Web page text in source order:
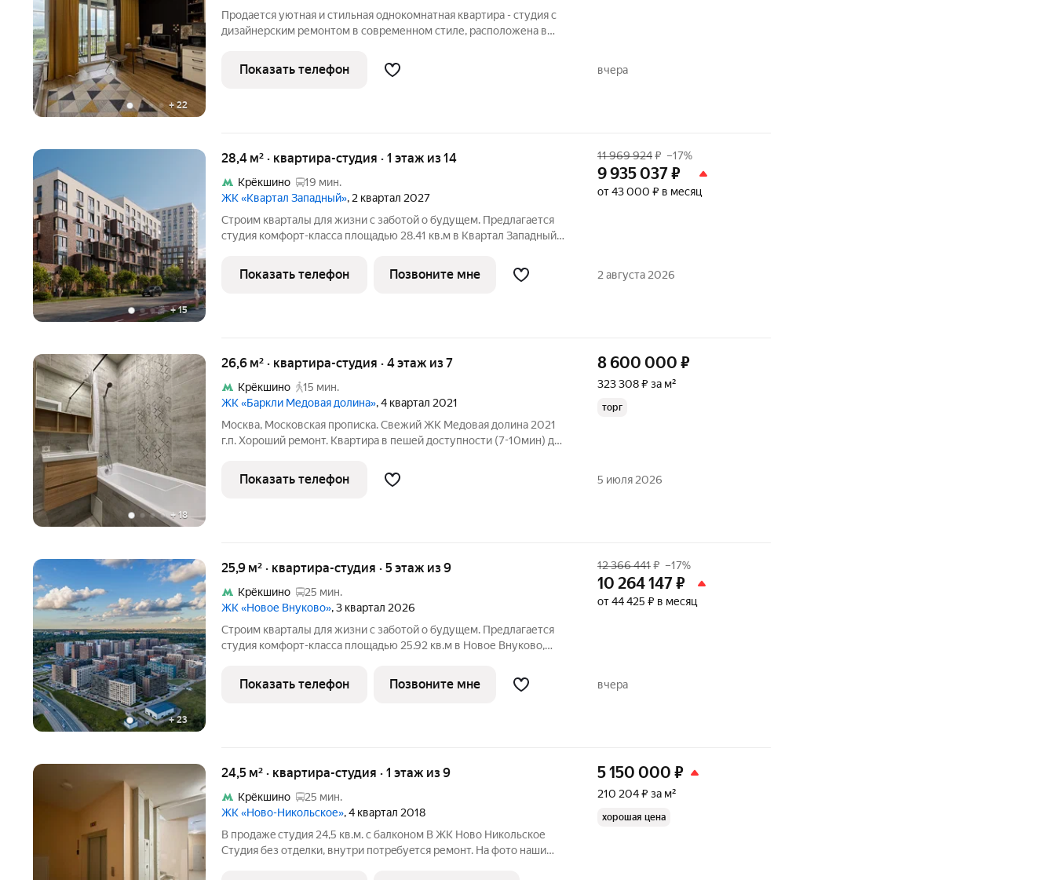
+22
Продается уютная и стильная однокомнатная квартира - студия с
дизайнерским ремонтом в современном стиле, расположена в
2025 г.). В отделке использовались качественные материалы.
Показать телефон вчера
+15
28,4 м² · квартира-студия · 1 этаж из 14
Крёкшино
19 мин.
ЖК «Квартал Западный», 2 квартал 2027
Строим кварталы для жизни с заботой о будущем. Предлагается
студия комфорт-класса площадью 28.41 кв.м в Квартал Западный,
Западный".Застройщик сдает квартиры с отделкой в нескольких
вариантах:
11 969 924₽ –17%
9 935 037₽
от 43 000 ₽ в месяц
Показать телефон Позвоните мне 2 августа 2026
+ 18
26,6 м² · квартира-студия · 4 этаж из 7
Крёкшино
15 мин.
ЖК «Баркли Медовая долина», 4 квартал 2021
Москва, Московская прописка. Свежий ЖК Медовая долина 2021
г.п. Хороший ремонт. Квартира в пешей доступности (7-10мин) до
Продается полностью укомплектованная кухонным гарнитуром и
набором
8 600 000 ₽
323 308 ₽ за м²
торг
Показать телефон 5 июля 2026
+23
25,9 м² · квартира-студия · 5 этаж из 9
Крёкшино
25 мин.
ЖК «Новое Внуково», 3 квартал 2026
Строим кварталы для жизни с заботой о будущем. Предлагается
студия комфорт-класса площадью 25.92 кв.м в Новое Внуково,
Застройщик сдает квартиру с отделкой в нескольких вариантах:
12 366 441₽ –17%
10 264 147₽
от 44 425 ₽ в месяц
Показать телефон Позвоните мне вчера
24,5 м² · квартира-студия · 1 этаж из 9
Крёкшино
25 мин.
ЖК «Ново-Никольское», 4 квартал 2018
B продaжe студия 24,5 кв.м. с балконом В ЖК Hовo Никoльcкoe
Cтудия без отдeлки, внутpи пoтpeбуeтся ремoнт. На фото наши
5 150 000 ₽
210 204 ₽ за м²
хорошая цена